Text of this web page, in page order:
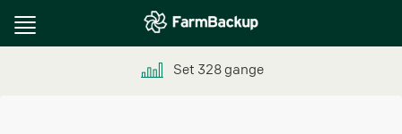
Toggle
Set 328gange